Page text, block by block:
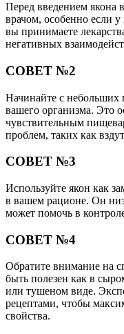
Перед введением якона
врачом, особенно если у
вы принимаете
негативных
СОВЕТ №2
Начинайте с небольших
вашего организма. Это
чувствительным
проблем, таких как
СОВЕТ №3
Используйте якон как
в вашем рационе. Он
может помочь в
СОВЕТ №4
Обратите внимание на
быть полезен как в
или тушеном виде.
рецептами, чтобы
свойства.